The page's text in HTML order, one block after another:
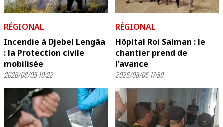
RÉGIONAL
Incendie à Djebel Lengâa
: la Protection civile
mobilisée
2026/08/05 19:22
RÉGIONAL
Hôpital Roi Salman : le
chantier prend de
l'avance
2026/08/05 17:59